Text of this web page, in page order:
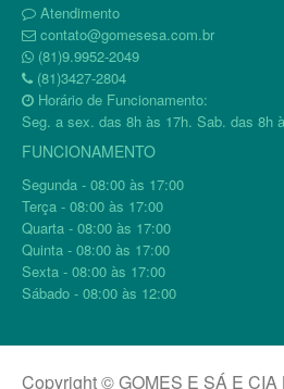
Atendimento
contato@gomesesa.com.br
(81)9.9952-2049
(81)3427-2804
Horário de Funcionamento:
Seg. a sex. das 8h às 17h. Sab. das 8h
FUNCIONAMENTO
Segunda - 08:00 às 17:00
Terça - 08:00 às 17:00
Quarta - 08:00 às 17:00
Quinta - 08:00 às 17:00
Sexta - 08:00 às 17:00
Sábado - 08:00 às 12:00
Copyright © GOMES E SÁ E CIA